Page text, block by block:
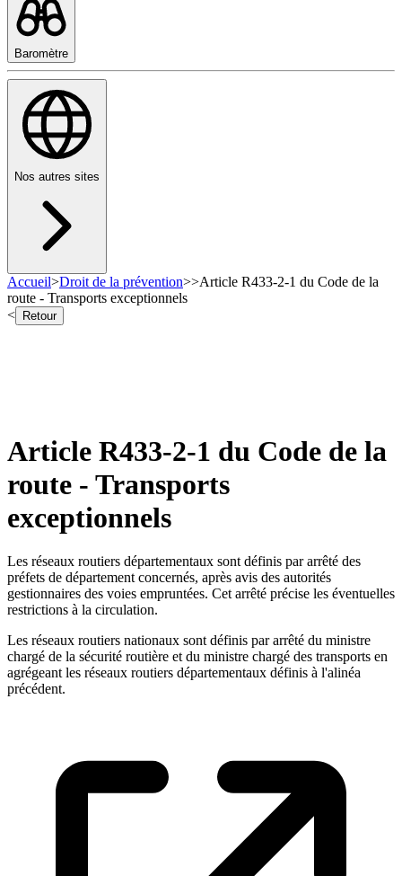
Baromètre
Nos autres sites
Accueil>Droit de la prévention>>Article R433-2-1 du Code de la
route - Transports exceptionnels
<
Retour
Article R433-2-1 du Code de la
route - Transports
exceptionnels
Les réseaux routiers départementaux sont définis par arrêté des
préfets de département concernés, après avis des autorités
gestionnaires des voies empruntées. Cet arrêté précise les éventuelles
restrictions à la circulation.
Les réseaux routiers nationaux sont définis par arrêté du ministre
chargé de la sécurité routière et du ministre chargé des transports en
agrégeant les réseaux routiers départementaux définis à l'alinéa
précédent.